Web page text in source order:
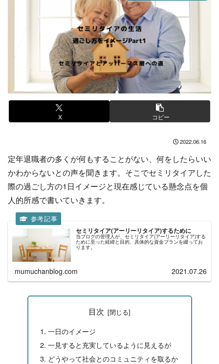
X コピー
2022.06.16
定年退職者の多くが何もすることがない、何をしたらいい
かわからないとの声を聞きます。そこでセミリタイアした
際の過ごし方の1日イメージと現在感じている懸念点を個
人的所感で書いていきます。
セミリタイア(アーリーリタイア)するために
当ブログの管理人が、セミリタイア(アーリーリタイア)する
ために至った経緯と目的、具体的な資金プランを綴ってお
ります。
mumuchanblog.com 2021.07.26
目次
一日のイメージ
一見すると充実しているように見えるが
どうやって社会とのコミュニティを取るか